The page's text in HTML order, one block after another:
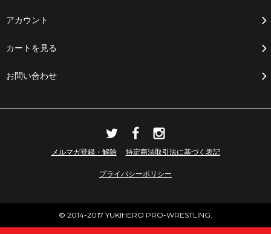
アカウント
カートを見る
お問い合わせ
メルマガ登録・解除 特定商法取引法に基づく表記
プライバシーポリシー
© 2014-2017 YUKIHERO PRO-WRESTLING.